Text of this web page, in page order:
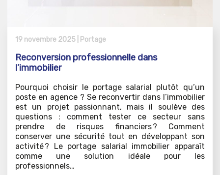
19 novembre 2025 | Portage
Reconversion professionnelle dans
l’immobilier
Pourquoi choisir le portage salarial plutôt qu’un
poste en agence ? Se reconvertir dans l’immobilier
est un projet passionnant, mais il soulève des
questions : comment tester ce secteur sans
prendre de risques financiers ? Comment
conserver une sécurité tout en développant son
activité ? Le portage salarial immobilier apparaît
comme une solution idéale pour les
professionnels…